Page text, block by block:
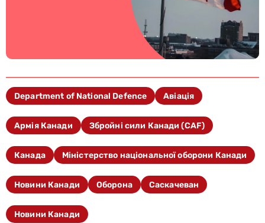
Department of National Defence Авіація
Армія Канади Збройні сили Канади (CAF)
Канада Міністерство національної оборони Канади
Новини Канади Оборона Саскачеван
Новини Канади